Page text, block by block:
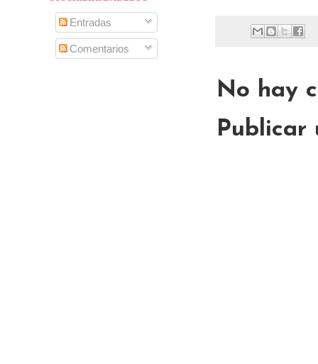
No hay
Publicar
Entradas
Comentarios